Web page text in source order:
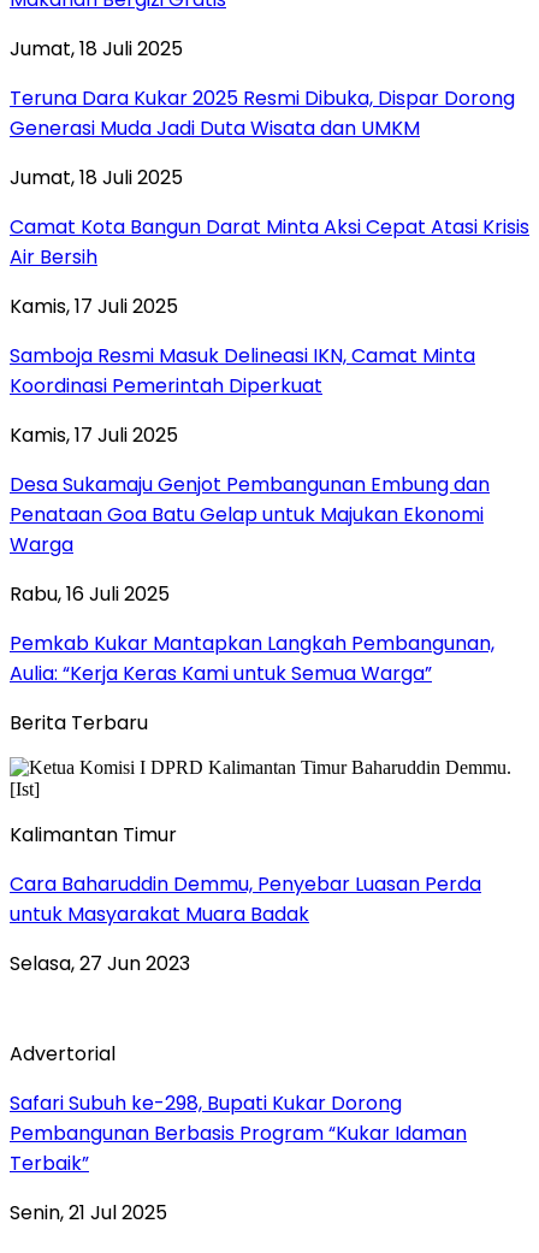
Jumat, 18 Juli 2025
Teruna Dara Kukar 2025 Resmi Dibuka, Dispar Dorong
Generasi Muda Jadi Duta Wisata dan UMKM
Jumat, 18 Juli 2025
Camat Kota Bangun Darat Minta Aksi Cepat Atasi Krisis
Air Bersih
Kamis, 17 Juli 2025
Samboja Resmi Masuk Delineasi IKN, Camat Minta
Koordinasi Pemerintah Diperkuat
Kamis, 17 Juli 2025
Desa Sukamaju Genjot Pembangunan Embung dan
Penataan Goa Batu Gelap untuk Majukan Ekonomi
Warga
Rabu, 16 Juli 2025
Pemkab Kukar Mantapkan Langkah Pembangunan,
Aulia: “Kerja Keras Kami untuk Semua Warga”
Berita Terbaru
Kalimantan Timur
Cara Baharuddin Demmu, Penyebar Luasan Perda
untuk Masyarakat Muara Badak
Selasa, 27 Jun 2023
Advertorial
Safari Subuh ke-298, Bupati Kukar Dorong
Pembangunan Berbasis Program “Kukar Idaman
Terbaik”
Senin, 21 Jul 2025